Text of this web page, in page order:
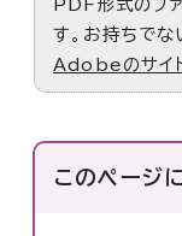
PDF形式のフ
す。お持ちでな
Adobeのサイト
このページ